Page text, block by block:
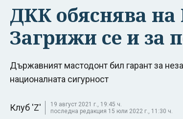
ДКК обяснява
Загрижи се и за
Държавният мастодонт бил гарант за
националната сигурност
Клуб 'Z'
19 август 2021 г., 19:45 ч.
последна редакция 15 юли 2022 г., 11:30 ч.